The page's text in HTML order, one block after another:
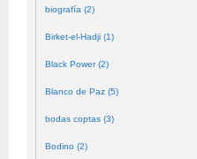
biografía (2)
Birket-el-Hadji (1)
Black Power (2)
Blanco de Paz (5)
bodas coptas (3)
Bodino (2)